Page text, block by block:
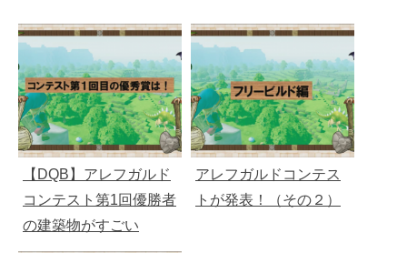
【DQB】アレフガルド
コンテスト第1回優勝者
の建築物がすごい
アレフガルドコンテス
トが発表！（その２）